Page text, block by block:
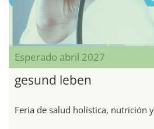
Esperado abril 2027
gesund leben
Feria de salud holística, nutrición